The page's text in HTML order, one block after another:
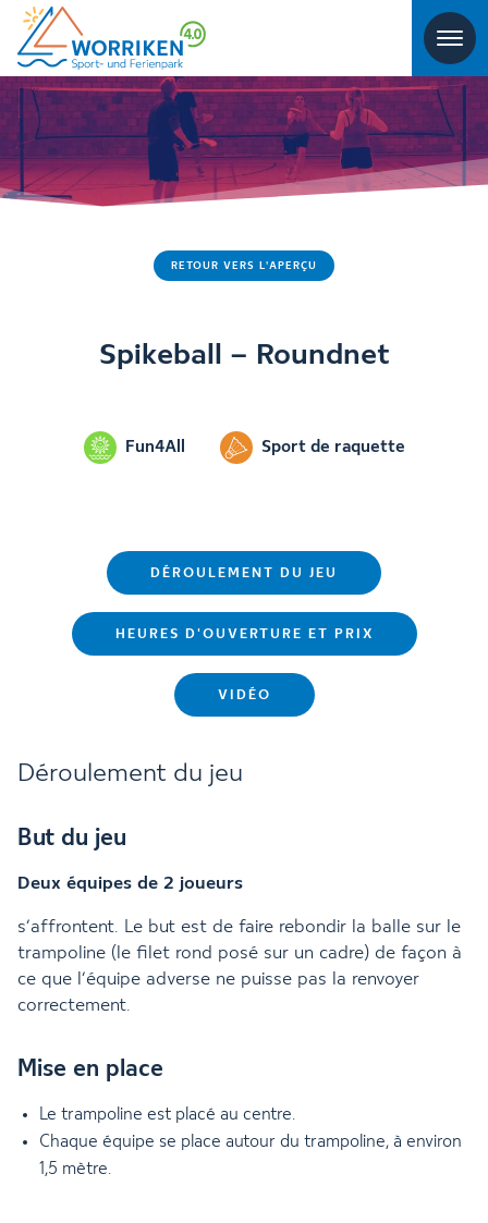
RETOUR VERS L'APERÇU
Spikeball – Roundnet
Fun4All Sport de raquette
DÉROULEMENT DU JEU
HEURES D'OUVERTURE ET PRIX
VIDÉO
Déroulement du jeu
But du jeu
Deux équipes de 2 joueurs
s’affrontent. Le but est de faire rebondir la balle sur le
trampoline (le filet rond posé sur un cadre) de façon à
ce que l’équipe adverse ne puisse pas la renvoyer
correctement.
Mise en place
Le trampoline est placé au centre.
Chaque équipe se place autour du trampoline, à environ
1,5 mètre.